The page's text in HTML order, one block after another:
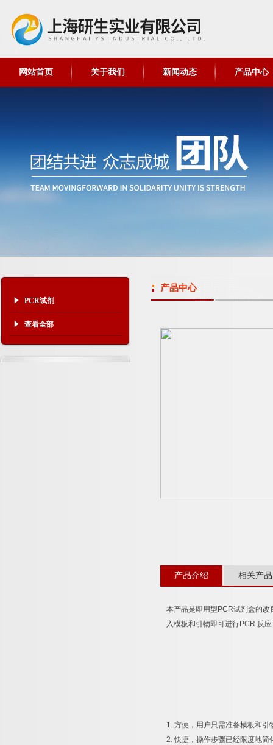
网站首页 关于我们 新闻动态 产品中心
PCR试剂
查看全部
产品中心
产品介绍 相关产品
本产品是即用型 PCR试剂盒的改
入模板和引物即可进行PCR 反
1. 方便，用户只需准备模板和引
2.快捷，操作步骤已经限度地简